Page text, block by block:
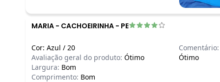
MARIA - CACHOEIRINHA - PE
Cor: Azul / 20
Avaliação geral do produto: Ótimo
Largura: Bom
Comprimento: Bom
Comentário:
Ótimo